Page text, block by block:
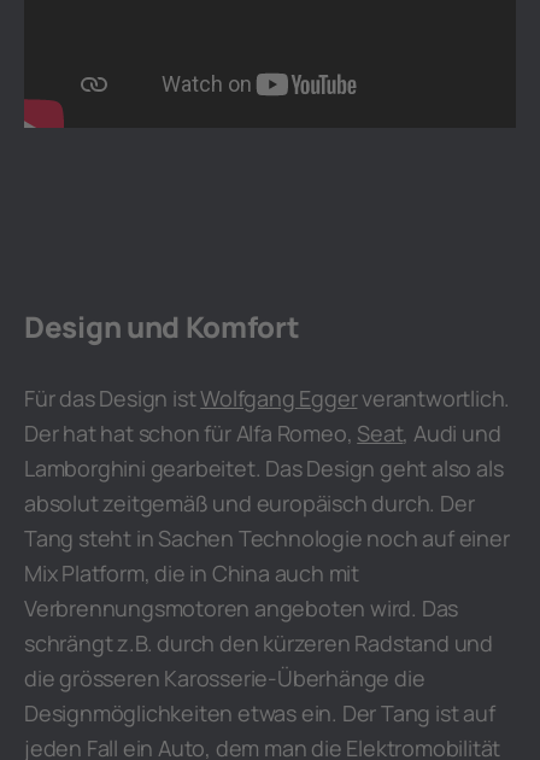
Design und Komfort
Für das Design istWolfgang Eggerverantwortlich.
Der hat hat schon für Alfa Romeo, Seat, Audi und
Lamborghini gearbeitet. Das Design geht also als
absolut zeitgemäß und europäisch durch. Der
Tang steht in Sachen Technologie noch auf einer
Mix Platform, die in China auch mit
Verbrennungsmotoren angeboten wird. Das
schrängt z.B. durch den kürzeren Radstand und
die grösseren Karosserie-Überhänge die
Designmöglichkeiten etwas ein. Der Tang ist auf
jeden Fall ein Auto, dem man die Elektromobilität